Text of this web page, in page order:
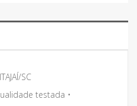
SC
testada •